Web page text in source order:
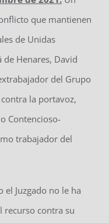
que mantienen
de Unidas
de Henares, David
del Grupo
la portavoz,
Contencioso-
trabajador del
Juzgado no le ha
recurso contra su